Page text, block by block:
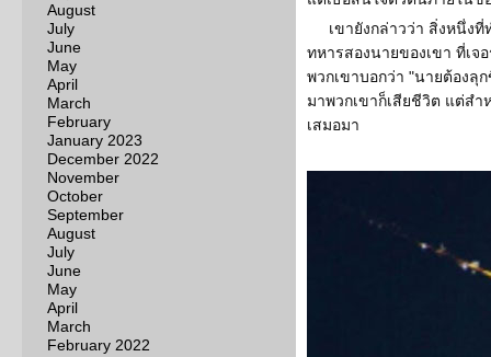
August
July
June
May
April
March
February
January 2023
December 2022
November
October
September
August
July
June
May
April
March
February 2022
เขายังกล่าวว่า สิ่งหนึ่ง
ทหารสองนายของเขา ที่เจ
พวกเขาบอกว่า "นายต้องลุ
มาพวกเขาก็เสียชีวิต แต่สำ
เสมอมา